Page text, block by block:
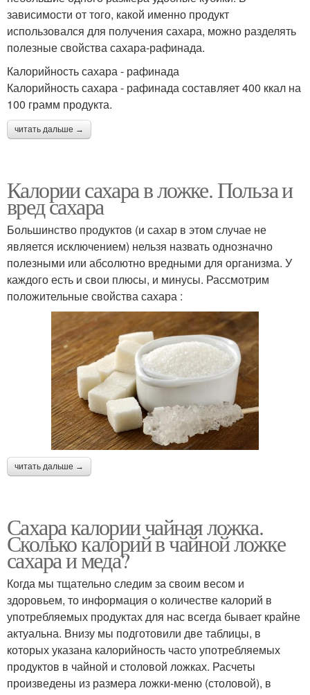
зависимости от того, какой именно продукт
использовался для получения сахара, можно разделять
полезные свойства сахара-рафинада.
Калорийность сахара - рафинада
Калорийность сахара - рафинада составляет 400 ккал на
100 грамм продукта.
читать дальше →
Калории сахара в ложке. Польза и
вред сахара
Большинство продуктов (и сахар в этом случае не
является исключением) нельзя назвать однозначно
полезными или абсолютно вредными для организма. У
каждого есть и свои плюсы, и минусы. Рассмотрим
положительные свойства сахара :
читать дальше →
Сахара калории чайная ложка.
Сколько калорий в чайной ложке
сахара и меда?
Когда мы тщательно следим за своим весом и
здоровьем, то информация о количестве калорий в
употребляемых продуктах для нас всегда бывает крайне
актуальна. Внизу мы подготовили две таблицы, в
которых указана калорийность часто употребляемых
продуктов в чайной и столовой ложках. Расчеты
произведены из размера ложки-меню (столовой), в